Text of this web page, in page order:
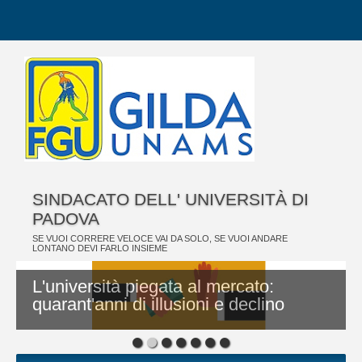
SINDACATO DELL' UNIVERSITÀ DI
PADOVA
SE VUOI CORRERE VELOCE VAI DA SOLO, SE VUOI ANDARE
LONTANO DEVI FARLO INSIEME
L'università piegata al mercato:
quarant'anni di illusioni e declino